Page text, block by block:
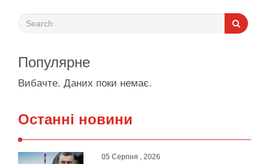
Популярне
Вибачте. Даних поки немає.
Останні новини
05 Серпня , 2026